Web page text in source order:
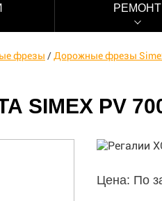
РЕМОНТ
фрезы / Дорожные фрезы
PV
Цена: По